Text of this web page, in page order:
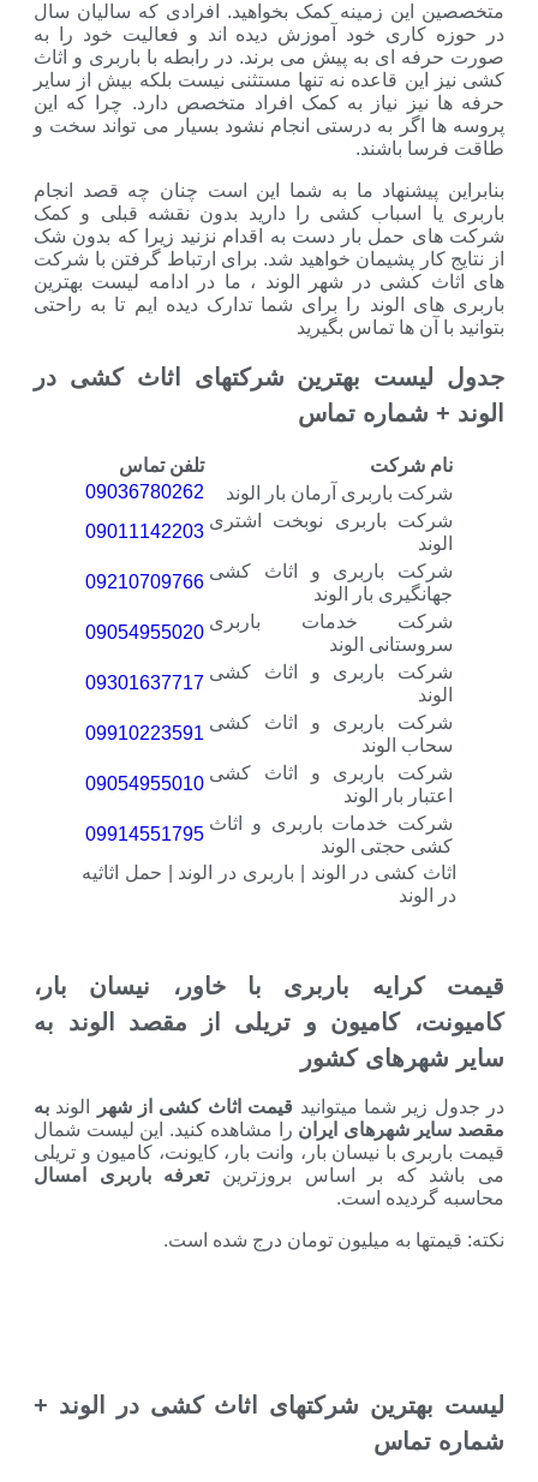
متخصصین این زمینه کمک بخواهید. افرادی که سالیان سال
در حوزه کاری خود آموزش دیده اند و فعالیت خود را به
صورت حرفه ای به پیش می برند. در رابطه با باربری و اثاث
کشی نیز این قاعده نه تنها مستثنی نیست بلکه بیش از سایر
حرفه ها نیز نیاز به کمک افراد متخصص دارد. چرا که این
پروسه ها اگر به درستی انجام نشود بسیار می تواند سخت و
طاقت فرسا باشند.
بنابراین پیشنهاد ما به شما این است چنان چه قصد انجام
باربری یا اسباب کشی را دارید بدون نقشه قبلی و کمک
شرکت های حمل بار دست به اقدام نزنید زیرا که بدون شک
از نتایج کار پشیمان خواهید شد. برای ارتباط گرفتن با شرکت
های اثاث کشی در شهر الوند ، ما در ادامه لیست بهترین
باربری های الوند را برای شما تدارک دیده ایم تا به راحتی
بتوانید با آن ها تماس بگیرید
جدول لیست بهترین شرکتهای اثاث کشی در
الوند + شماره تماس
نام شرکت
تلفن تماس
شرکت باربری آرمان بار الوند
09036780262
شرکت باربری نوبخت اشتری
الوند
09011142203
شرکت باربری و اثاث کشی
جهانگیری بار الوند
09210709766
شرکت خدمات باربری
سروستانی الوند
09054955020
شرکت باربری و اثاث کشی
الوند
09301637717
شرکت باربری و اثاث کشی
سحاب الوند
09910223591
شرکت باربری و اثاث کشی
اعتبار بار الوند
09054955010
شرکت خدمات باربری و اثاث
کشی حجتی الوند
09914551795
اثاث کشی در الوند | باربری در الوند | حمل اثاثیه
در الوند
قیمت کرایه باربری با خاور، نیسان بار،
کامیونت، کامیون و تریلی از مقصد الوند به
سایر شهرهای کشور
در جدول زیر شما میتوانید قیمت اثاث کشی از شهر الوند به
مقصد سایر شهرهای ایران را مشاهده کنید. این لیست شمال
قیمت باربری با نیسان بار، وانت بار، کایونت، کامیون و تریلی
می باشد که بر اساس بروزترینتعرفه باربری امسال
محاسبه گردیده است.
نکته: قیمتها به میلیون تومان درج شده است.
لیست بهترین شرکتهای اثاث کشی در الوند +
شماره تماس